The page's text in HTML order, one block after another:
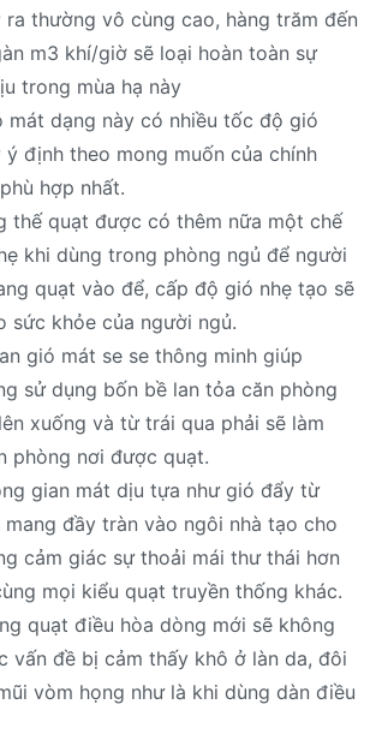
thường vô cùng cao, hàng trăm đến
m3 khí/giờ sẽ loại hoàn toàn sự
trong mùa hạ này
mát dạng này có nhiều tốc độ gió
định theo mong muốn của chính
hợp nhất.
thế quạt được có thêm nữa một chế
khi dùng trong phòng ngủ để người
quạt vào để, cấp độ gió nhẹ tạo sẽ
sức khỏe của người ngủ.
gió mát se se thông minh giúp
sử dụng bốn bề lan tỏa căn phòng
xuống và từ trái qua phải sẽ làm
phòng nơi được quạt.
gian mát dịu tựa như gió đẩy từ
mang đầy tràn vào ngôi nhà tạo cho
cảm giác sự thoải mái thư thái hơn
mọi kiểu quạt truyền thống khác.
quạt điều hòa dòng mới sẽ không
vấn đề bị cảm thấy khô ở làn da, đôi
vòm họng như là khi dùng dàn điều